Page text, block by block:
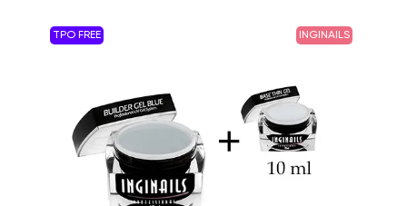
TPO FREE INGINAILS